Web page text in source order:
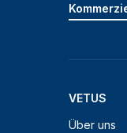
VETUS
Über uns